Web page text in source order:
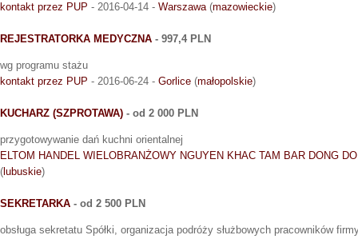
kontakt przez PUP - 2016-04-14 - Warszawa(mazowieckie)
REJESTRATORKA MEDYCZNA - 997,4 PLN
wg programu stażu
kontakt przez PUP - 2016-06-24 - Gorlice (małopolskie)
KUCHARZ (SZPROTAWA) - od 2 000 PLN
przygotowywanie dań kuchni orientalnej
ELTOM HANDEL WIELOBRANŻOWY NGUYEN KHAC TAM BAR DONG DO
( lubuskie)
SEKRETARKA - od 2 500 PLN
obsługa sekretatu Spółki, organizacja podróży służbowych pracowników